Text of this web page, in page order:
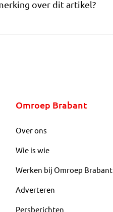
over dit artikel?
Omroep Brabant
Over ons
Wie is wie
Werken bij Omroep Brabant
Adverteren
Persberichten